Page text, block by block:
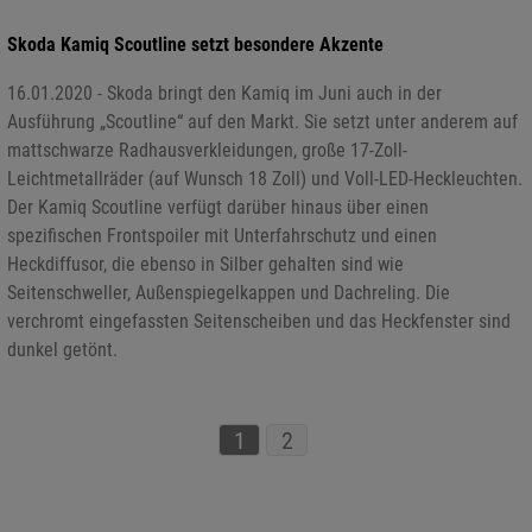
Skoda Kamiq Scoutline setzt besondere Akzente
16.01.2020 - Skoda bringt den Kamiq im Juni auch in der
Ausführung „Scoutline“ auf den Markt. Sie setzt unter anderem auf
mattschwarze Radhausverkleidungen, große 17-Zoll-
Leichtmetallräder (auf Wunsch 18 Zoll) und Voll-LED-Heckleuchten.
Der Kamiq Scoutline verfügt darüber hinaus über einen
spezifischen Frontspoiler mit Unterfahrschutz und einen
Heckdiffusor, die ebenso in Silber gehalten sind wie
Seitenschweller, Außenspiegelkappen und Dachreling. Die
verchromt eingefassten Seitenscheiben und das Heckfenster sind
dunkel getönt.
1 2